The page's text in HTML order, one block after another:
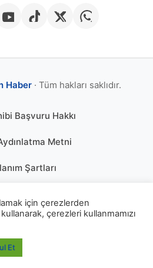
Haber· Tüm hakları saklıdır.
Başvuru Hakkı
Metni
Şartları
Politikası
KÜNYE
için çerezlerden
çerezleri kullanmamızı
Et